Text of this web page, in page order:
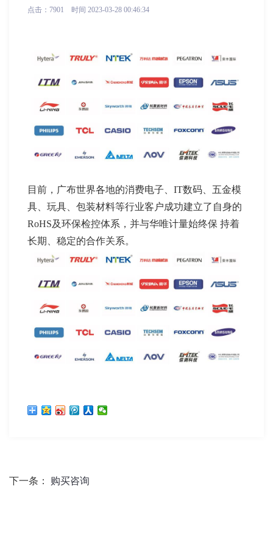
点击： 7901 时间 2023-03-28 00:46:34
目前，广布世界各地的消费电子、IT数码、五金模
具、玩具、包装材料等行业客户成功建立了自身的
RoHS及环保检控体系，并与华唯计量始终保 持着
长期、稳定的合作关系。
下一条： 购买咨询